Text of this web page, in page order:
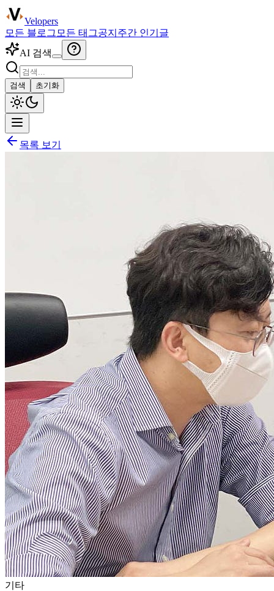
Velopers
모든 블로그 모든 태그공지 주간 인기글
AI 검색
검색 초기화
목록 보기
기타